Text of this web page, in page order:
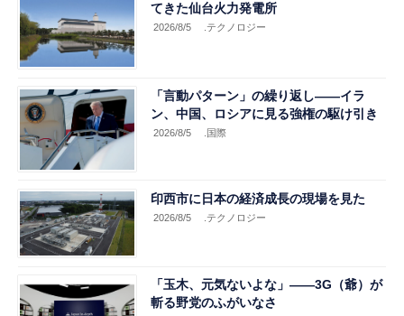
てきた仙台火力発電所
2026/8/5 .テクノロジー
「言動パターン」の繰り返し――イラ
ン、中国、ロシアに見る強権の駆け引き
2026/8/5 .国際
印西市に日本の経済成長の現場を見た
2026/8/5 .テクノロジー
「玉木、元気ないよな」――3G（爺）が
斬る野党のふがいなさ